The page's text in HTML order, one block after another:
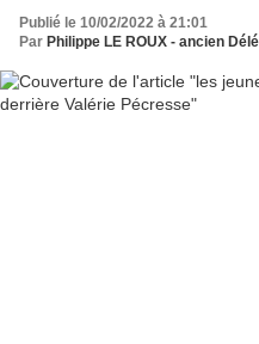
Publié le 10/02/2022 à 21:01
Par Philippe LE ROUX - ancien